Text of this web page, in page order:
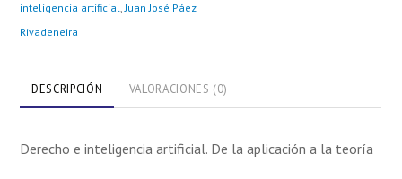
inteligencia artificial,Juan José Páez
Rivadeneira
DESCRIPCIÓN VALORACIONES (0)
Derecho e inteligencia artificial. De la aplicación a la teoría